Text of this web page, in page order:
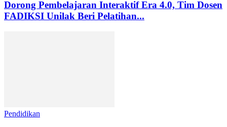
Dorong Pembelajaran Interaktif Era 4.0, Tim Dosen
FADIKSI Unilak Beri Pelatihan...
Pendidikan